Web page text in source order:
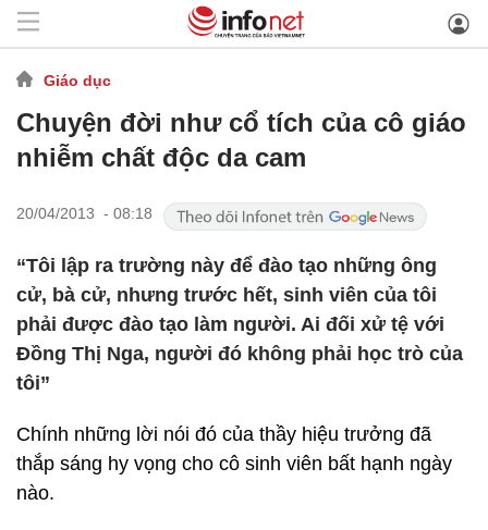
Giáo dục
Chuyện đời như cổ tích của cô giáo
nhiễm chất độc da cam
20/04/2013 - 08:18
“Tôi lập ra trường này để đào tạo những ông
cử, bà cử, nhưng trước hết, sinh viên của tôi
phải được đào tạo làm người. Ai đối xử tệ với
Đồng Thị Nga, người đó không phải học trò của
tôi”
Chính những lời nói đó của thầy hiệu trưởng đã
thắp sáng hy vọng cho cô sinh viên bất hạnh ngày
nào.